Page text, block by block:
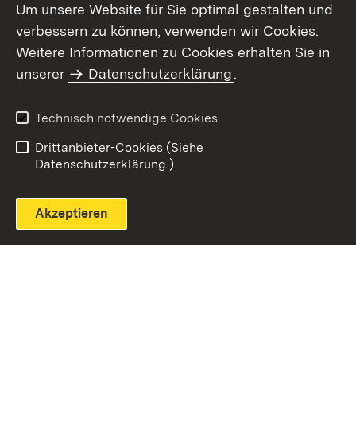
Themenübersicht
Um unsere Website für Sie optimal gestalten und
verbessern zu können, verwenden wir Cookies.
Weitere Informationen zu Cookies erhalten Sie in
unserer
Datenschutzerklärung.
Technisch notwendige Cookies
Drittanbieter-Cookies (Siehe
Datenschutzerklärung.)
Akzeptieren